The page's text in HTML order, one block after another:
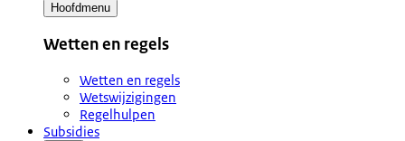
Hoofdmenu
Wetten en regels
Wetten en regels
Wetswijzigingen
Regelhulpen
Subsidies